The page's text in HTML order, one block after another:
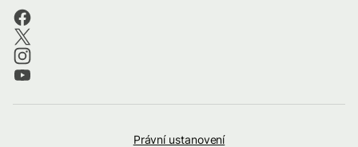
Právní ustanovení